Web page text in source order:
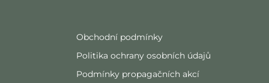
Obchodní podmínky
Politika ochrany osobních údajů
Podmínky propagačních akcí